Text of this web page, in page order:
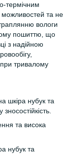
термічним
можливостей та не
вологи
пошиттю, що
з надійною
тривалому
шкіра нубук та
та висока
нубук та